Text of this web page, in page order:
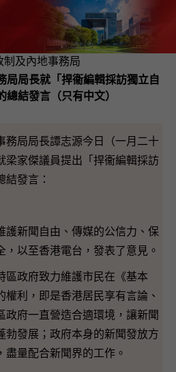
制及內地事務局
局局長就「捍衞編輯採訪獨立自
總結發言（只有中文）
局局長譚志源今日（一月二十
梁家傑議員提出「捍衞編輯採訪
發言：
新聞自由、傳媒的公信力、保
，以至香港電台，發表了意見。
政府致力維護市民在《基本
權利，即是香港居民享有言論、
政府一直營造合適環境，讓新聞
勃發展；政府本身的新聞發放方
盡量配合新聞界的工作。